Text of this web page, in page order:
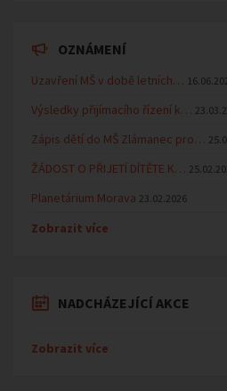
OZNÁMENÍ
Uzavření MŠ v době letních…
Výsledky přijímacího řízení k…
Zápis dětí do MŠ Zlámanec pro…
ŽÁDOST O PŘIJETÍ DÍTĚTE K…
Planetárium Morava 23.02.2026
Zobrazit více
NADCHÁZEJÍCÍ AKCE
Zobrazit více